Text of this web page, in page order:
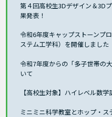
第４回高校生3Dデザイン＆3D
果発表！
令和6年度キャップストーンプ
ステム工学科）を開催しました
令和7年度からの「多子世帯の
いて
【高校生対象】ハイレベル数学
ミニミニ科学教室とホップ・